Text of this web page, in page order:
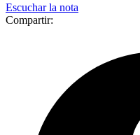
Escuchar la nota
Compartir: